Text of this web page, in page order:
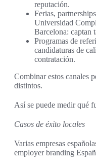
reputación.
Ferias,
Universidad
Barcelona: captan
Programas de
candidaturas de
contratación.
Combinar estos canales
distintos.
Así se puede medir qué
Casos de éxito locales
Varias empresas
employer branding